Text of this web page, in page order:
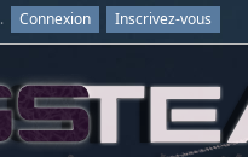
. Connexion Inscrivez-vous